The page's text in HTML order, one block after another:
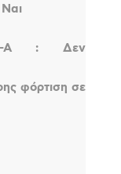
A : Δεν
φόρτιση σε